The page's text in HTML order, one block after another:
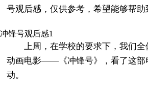
号观后感，仅供参考，希望能够帮助
冲锋号观后感1
上周，在学校的要求下，我们
动画电影——《冲锋号》，看了这部
动。